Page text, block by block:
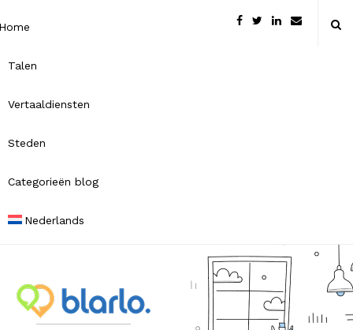
Talen
Vertaaldiensten
Steden
Categorieën blog
Nederlands
B